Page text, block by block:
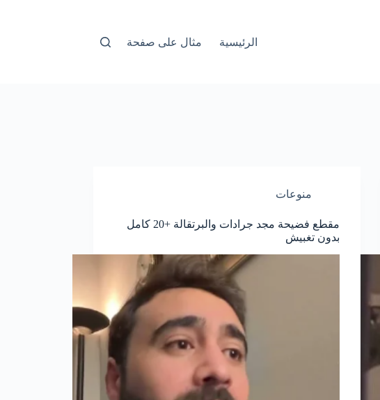
الرئيسية مثال على صفحة
منوعات
مقطع فضيحة مجد جرادات والبرتقالة +20 كامل
بدون تغبيش